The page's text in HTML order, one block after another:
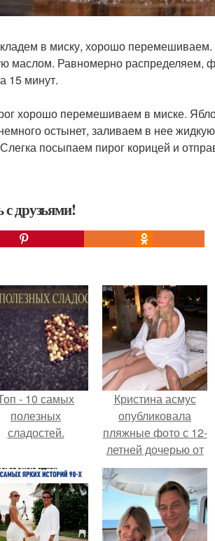
в миску, хорошо
маслом. Равномерно распределяем,
15 минут.
хорошо перемешиваем в миске.
остынет, заливаем в нее
посыпаем пирог корицей и
друзьями!
- 10 самых
полезных
сладостей.
Кристина асмус
опубликовала
пляжные фото с 12-
летней дочерью от
Гарика Харламова.